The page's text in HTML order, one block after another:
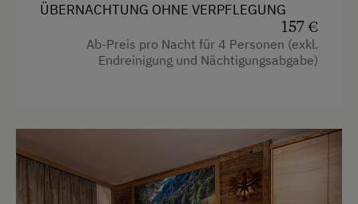
Reinigungsausstattung in der Wohnung
Wasserkocher
Küchenausstattung
Kühlschrank
ÜBERNACHTUNG OHNE VERPFLEGUNG
157 €
Ab-Preis pro Nacht für 4 Personen (exkl.
Endreinigung und Nächtigungsabgabe)